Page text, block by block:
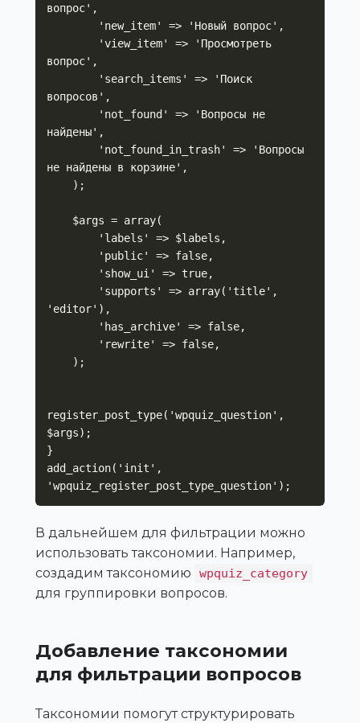
вопрос',
вопрос',
вопросов',
найдены',
не найдены в корзине',
'editor'),
register_post_type('wpquiz_question',
$args);
}
add_action('init',
'wpquiz_register_post_type_question');
В дальнейшем для фильтрации можно
использовать таксономии. Например,
создадим таксономию
wpquiz_category
для группировки вопросов.
Добавление таксономии
для фильтрации вопросов
Таксономии помогут структурировать